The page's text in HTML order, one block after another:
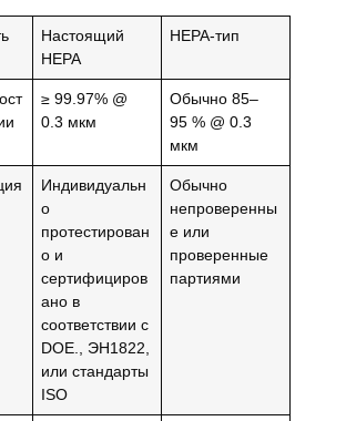
Настоящий
HEPA
HEPA-тип
≥ 99.97% @
0.3 мкм
Обычно 85–
95 % @ 0.3
мкм
Индивидуальн
о
протестирован
о и
сертифициров
ано в
соответствии с
DOE., ЭН1822,
или стандарты
ISO
Обычно
непроверенны
е или
проверенные
партиями